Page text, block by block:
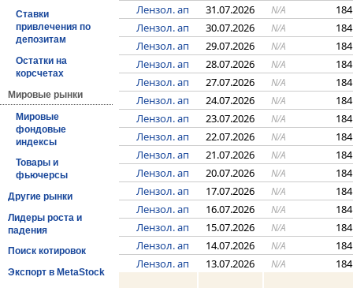
Ставки
привлечения по
депозитам
Остатки на
корсчетах
Мировые рынки
Мировые
фондовые
индексы
Товары и
фьючерсы
Другие рынки
Лидеры роста и
падения
Поиск котировок
Экспорт в MetaStock
Лензол. ап
31.07.2026 N/A
184
Лензол. ап
30.07.2026 N/A
184
Лензол. ап
29.07.2026 N/A
184
Лензол. ап
28.07.2026 N/A
184
Лензол. ап
27.07.2026 N/A
184
Лензол. ап
24.07.2026 N/A
184
Лензол. ап
23.07.2026 N/A
184
Лензол. ап
22.07.2026 N/A
184
Лензол. ап
21.07.2026 N/A
184
Лензол. ап
20.07.2026 N/A
184
Лензол. ап
17.07.2026 N/A
184
Лензол. ап
16.07.2026 N/A
184
Лензол. ап
15.07.2026 N/A
184
Лензол. ап
14.07.2026 N/A
184
Лензол. ап
13.07.2026 N/A 184